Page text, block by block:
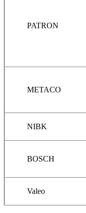
PATRON
METACO
NIBK
BOSCH
Valeo